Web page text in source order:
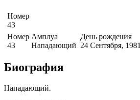
Номер
43
Номер
43
Амплуа
Нападающий
День рождения
24 Сентября, 1981
Биография
Нападающий.